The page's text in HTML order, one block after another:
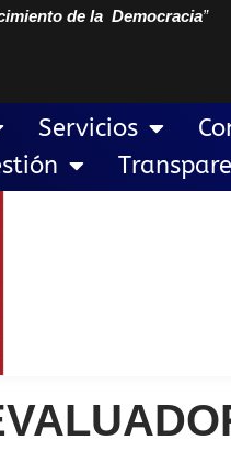
de la Democracia”
Servicios